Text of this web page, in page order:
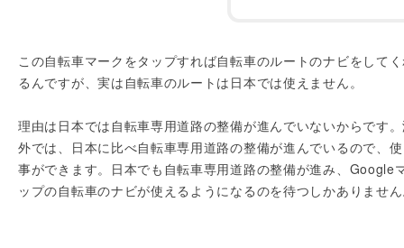
この自転車マークをタップすれば自転車のルートのナビをして
るんですが、実は自転車のルートは日本では使えません。
理由は日本では自転車専用道路の整備が進んでいないからです
外では、日本に比べ自転車専用道路の整備が進んでいるので、
事ができます。日本でも自転車専用道路の整備が進み、Google
ップの自転車のナビが使えるようになるのを待つしかありませ